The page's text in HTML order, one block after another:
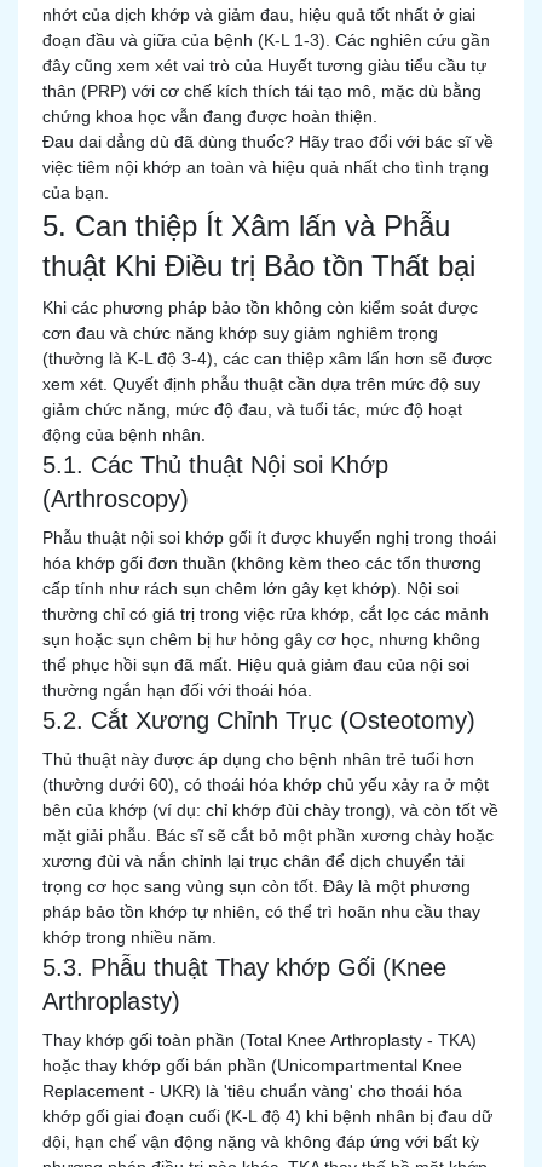
nhớt của dịch khớp và giảm đau, hiệu quả tốt nhất ở giai
đoạn đầu và giữa của bệnh (K-L 1-3). Các nghiên cứu gần
đây cũng xem xét vai trò của Huyết tương giàu tiểu cầu tự
thân (PRP) với cơ chế kích thích tái tạo mô, mặc dù bằng
chứng khoa học vẫn đang được hoàn thiện.
Đau dai dẳng dù đã dùng thuốc? Hãy trao đổi với bác sĩ về
việc tiêm nội khớp an toàn và hiệu quả nhất cho tình trạng
của bạn.
5. Can thiệp Ít Xâm lấn và Phẫu
thuật Khi Điều trị Bảo tồn Thất bại
Khi các phương pháp bảo tồn không còn kiểm soát được
cơn đau và chức năng khớp suy giảm nghiêm trọng
(thường là K-L độ 3-4), các can thiệp xâm lấn hơn sẽ được
xem xét. Quyết định phẫu thuật cần dựa trên mức độ suy
giảm chức năng, mức độ đau, và tuổi tác, mức độ hoạt
động của bệnh nhân.
5.1. Các Thủ thuật Nội soi Khớp
(Arthroscopy)
Phẫu thuật nội soi khớp gối ít được khuyến nghị trong thoái
hóa khớp gối đơn thuần (không kèm theo các tổn thương
cấp tính như rách sụn chêm lớn gây kẹt khớp). Nội soi
thường chỉ có giá trị trong việc rửa khớp, cắt lọc các mảnh
sụn hoặc sụn chêm bị hư hỏng gây cơ học, nhưng không
thể phục hồi sụn đã mất. Hiệu quả giảm đau của nội soi
thường ngắn hạn đối với thoái hóa.
5.2. Cắt Xương Chỉnh Trục (Osteotomy)
Thủ thuật này được áp dụng cho bệnh nhân trẻ tuổi hơn
(thường dưới 60), có thoái hóa khớp chủ yếu xảy ra ở một
bên của khớp (ví dụ: chỉ khớp đùi chày trong), và còn tốt về
mặt giải phẫu. Bác sĩ sẽ cắt bỏ một phần xương chày hoặc
xương đùi và nắn chỉnh lại trục chân để dịch chuyển tải
trọng cơ học sang vùng sụn còn tốt. Đây là một phương
pháp bảo tồn khớp tự nhiên, có thể trì hoãn nhu cầu thay
khớp trong nhiều năm.
5.3. Phẫu thuật Thay khớp Gối (Knee
Arthroplasty)
Thay khớp gối toàn phần (Total Knee Arthroplasty - TKA)
hoặc thay khớp gối bán phần (Unicompartmental Knee
Replacement - UKR) là 'tiêu chuẩn vàng' cho thoái hóa
khớp gối giai đoạn cuối (K-L độ 4) khi bệnh nhân bị đau dữ
dội, hạn chế vận động nặng và không đáp ứng với bất kỳ